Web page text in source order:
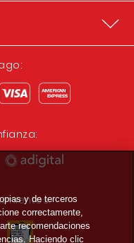
y de terceros
correctamente,
recomendaciones
Haciendo clic